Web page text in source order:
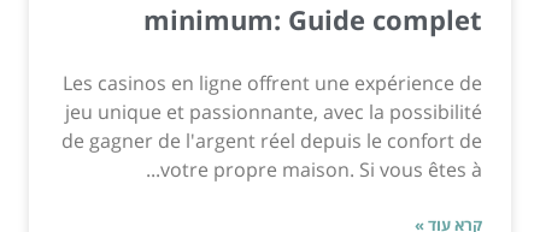
minimum: Guide complet
Les casinos en ligne offrent une expérience de
jeu unique et passionnante, avec la possibilité
de gagner de l'argent réel depuis le confort de
votre propre maison. Si vous êtes à...
קרא עוד »